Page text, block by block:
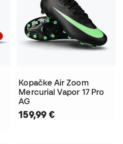
Kopačke Air Zoom
Mercurial Vapor 17 Pro
AG
159,99 €